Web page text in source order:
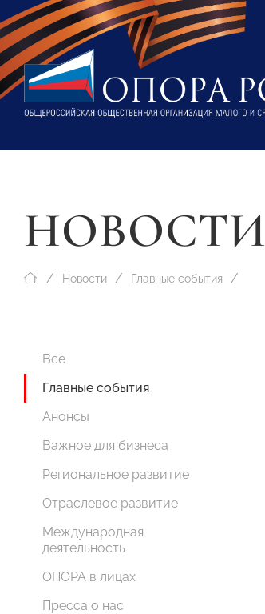
НОВОСТИ
Новости Главные события
Все
Главные события
Анонсы
Важное для бизнеса
Региональное развитие
Отраслевое развитие
Международная
деятельность
ОПОРА в лицах
Пресса о нас